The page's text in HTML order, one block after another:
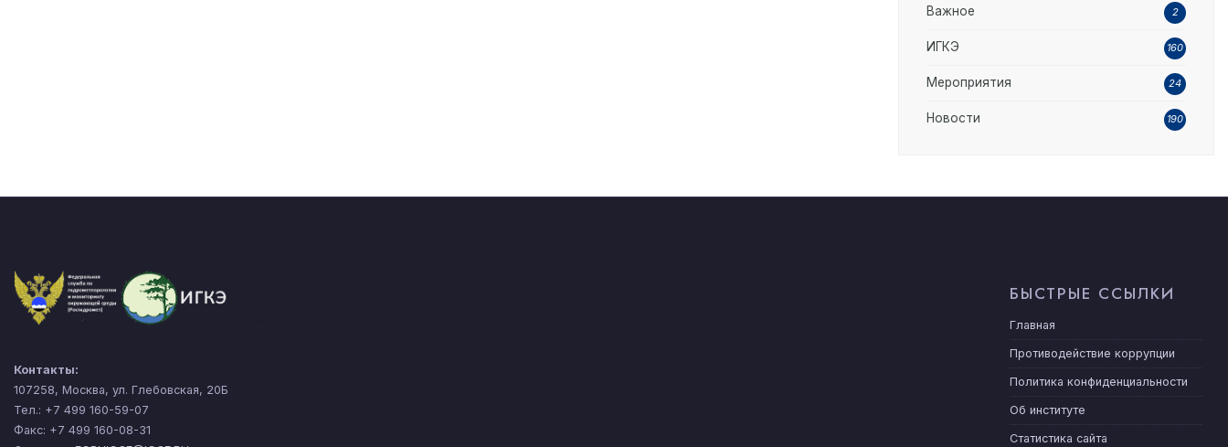
Важное 2
ИГКЭ 160
Мероприятия 24
Новости 190
Контакты:
107258, Москва, ул. Глебовская, 20Б
Тел.: +7 499 160-59-07
Факс: +7 499 160-08-31
БЫСТРЫЕ ССЫЛКИ
Главная
Противодействие коррупции
Политика конфиденциальности
Об институте
Статистика сайта